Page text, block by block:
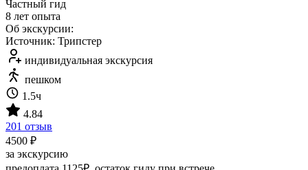
Частный гид
8 лет опыта
Об экскурсии:
Источник: Трипстер
индивидуальная экскурсия
пешком
1.5ч
4.84
201 отзыв
4500 ₽
за экскурсию